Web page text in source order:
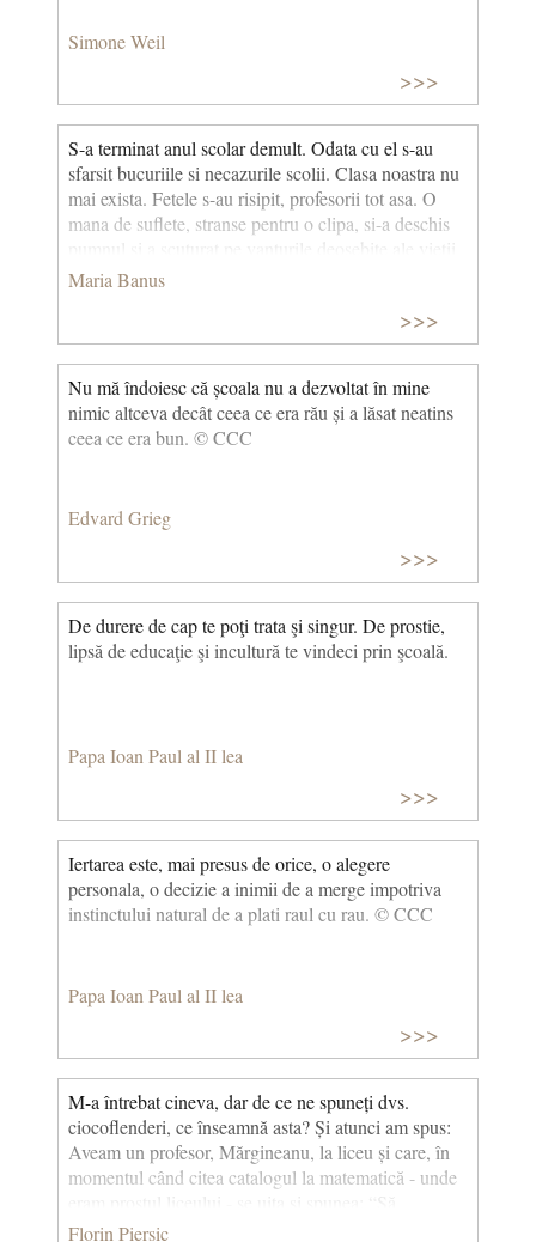
Simone Weil
>>>
S-a terminat anul scolar demult. Odata cu el s-au
sfarsit bucuriile si necazurile scolii. Clasa noastra nu
mai exista. Fetele s-au risipit, profesorii tot asa. O
mana de suflete, stranse pentru o clipa, si-a deschis
pumnul si a scuturat pe vanturile deosebite ale vietii
idealuri felurite. A fost o despartire banala, nimicuri
grele e clipa cand un an scolar se sfarseste, cand o
clasa care a existat, dispare. (Însemnările mele)
Maria Banus
>>>
Nu mă îndoiesc că școala nu a dezvoltat în mine
nimic altceva decât ceea ce era rău și a lăsat neatins
ceea ce era bun. © CCC
Edvard Grieg
>>>
De durere de cap te poţi trata şi singur. De prostie,
lipsă de educaţie şi incultură te vindeci prin şcoală.
Papa Ioan Paul al II lea
>>>
Iertarea este, mai presus de orice, o alegere
personala, o decizie a inimii de a merge impotriva
instinctului natural de a plati raul cu rau. © CCC
Papa Ioan Paul al II lea
>>>
M-a întrebat cineva, dar de ce ne spuneți dvs.
ciocoflenderi, ce înseamnă asta? Și atunci am spus:
Aveam un profesor, Mărgineanu, la liceu și care, în
momentul când citea catalogul la matematică - unde
poftească la tablă ciocoflenderul...” Și, în clipa aia,
Florin Piersic